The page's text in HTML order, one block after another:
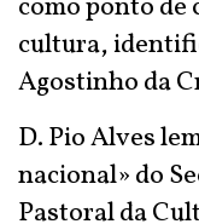
como ponto de
cultura,
Agostinho da
D. Pio Alves
nacional» do
Pastoral da